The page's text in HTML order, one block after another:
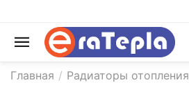
Главная / Радиаторы отопления